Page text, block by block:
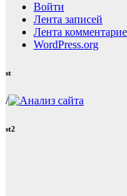
Войти
Лента записей
Лента
WordPress.org
st
/
st2